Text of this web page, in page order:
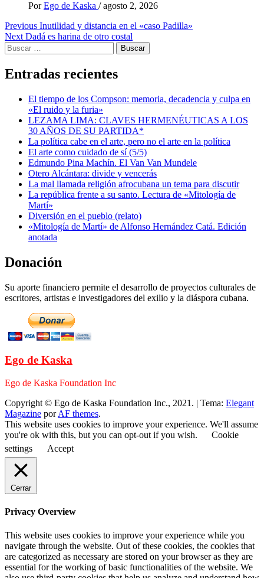
Por Ego de Kaska / agosto 2, 2026
Post
navigation
Previous Inutilidad y distancia en el «caso Padilla»
Next Dadá es harina de otro costal
Buscar:
Entradas recientes
El tiempo de los Compson: memoria, decadencia y culpa en
«El ruido y la furia»
LEZAMA LIMA: CLAVES HERMENÉUTICAS A LOS
30 AÑOS DE SU PARTIDA*
La política cabe en el arte, pero no el arte en la política
El arte como cuidado de sí (5/5)
Edmundo Pina Machín. El Van Van Mundele
Otero Alcántara: divide y vencerás
La mal llamada religión afrocubana un tema para discutir
La república frente a su santo. Lectura de «Mitología de
Martí»
Diversión en el pueblo (relato)
«Mitología de Martí» de Alfonso Hernández Catá. Edición
anotada
Donación
Su aporte financiero permite el desarrollo de proyectos culturales de
escritores, artistas e investigadores del exilio y la diáspora cubana.
Ego de Kaska
Ego de Kaska Foundation Inc
Copyright © Ego de Kaska Foundation Inc., 2021. | Tema: Elegant
Magazine porAF themes.
This website uses cookies to improve your experience. We'll assume
you're ok with this, but you can opt-out if you wish.
Cookie
settings
Accept
Cerrar
Privacy Overview
This website uses cookies to improve your experience while you
navigate through the website. Out of these cookies, the cookies that
are categorized as necessary are stored on your browser as they are
essential for the working of basic functionalities of the website. We